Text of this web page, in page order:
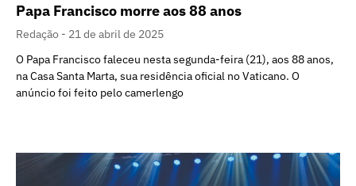
Papa Francisco morre aos 88 anos
Redação
21 de abril de 2025
O Papa Francisco faleceu nesta segunda-feira (21), aos 88 anos,
na Casa Santa Marta, sua residência oficial no Vaticano. O
anúncio foi feito pelo camerlengo